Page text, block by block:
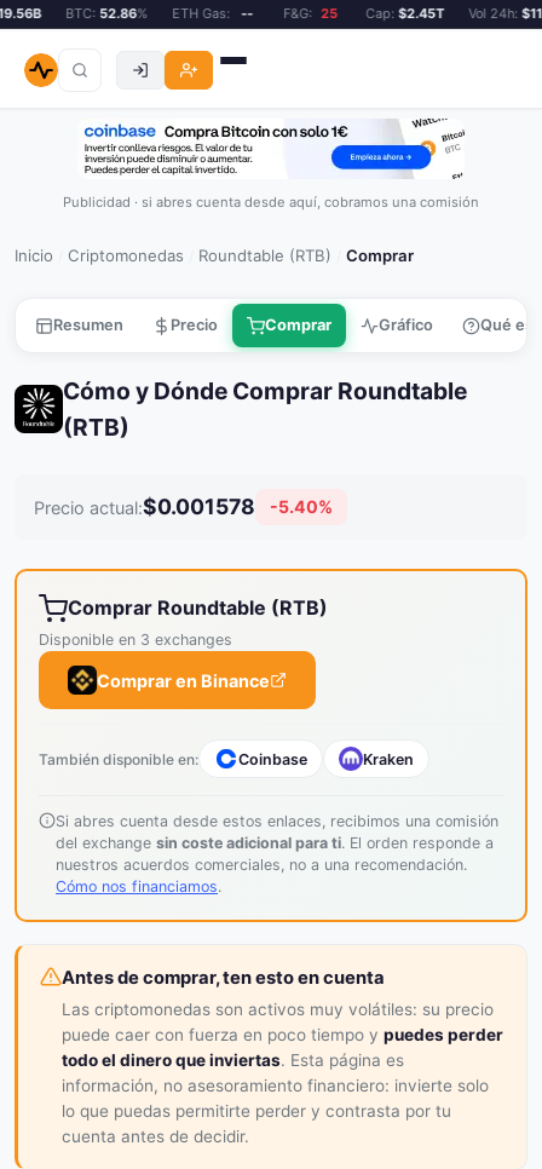
BTC:52.86% ETH Gas: -- F&G: 25 Cap:$2.45T Vol 24h:
Publicidad · si abres cuenta desde aquí, cobramos una comisión
Inicio Criptomonedas Roundtable (RTB) Comprar
Resumen Precio Comprar Gráfico Qué es
Cómo y Dónde Comprar Roundtable
(RTB)
Precio actual:$0.001578 -5.40%
Comprar Roundtable (RTB)
Disponible en 3 exchanges
Comprar en Binance
También disponible en: Coinbase Kraken
Si abres cuenta desde estos enlaces, recibimos una comisión
del exchange sin coste adicional para ti. El orden responde a
nuestros acuerdos comerciales, no a una recomendación.
Cómo nos financiamos.
Antes de comprar, ten esto en cuenta
Las criptomonedas son activos muy volátiles: su precio
puede caer con fuerza en poco tiempo y puedes perder
todo el dinero que inviertas. Esta página es
información, no asesoramiento financiero: invierte solo
lo que puedas permitirte perder y contrasta por tu
cuenta antes de decidir.